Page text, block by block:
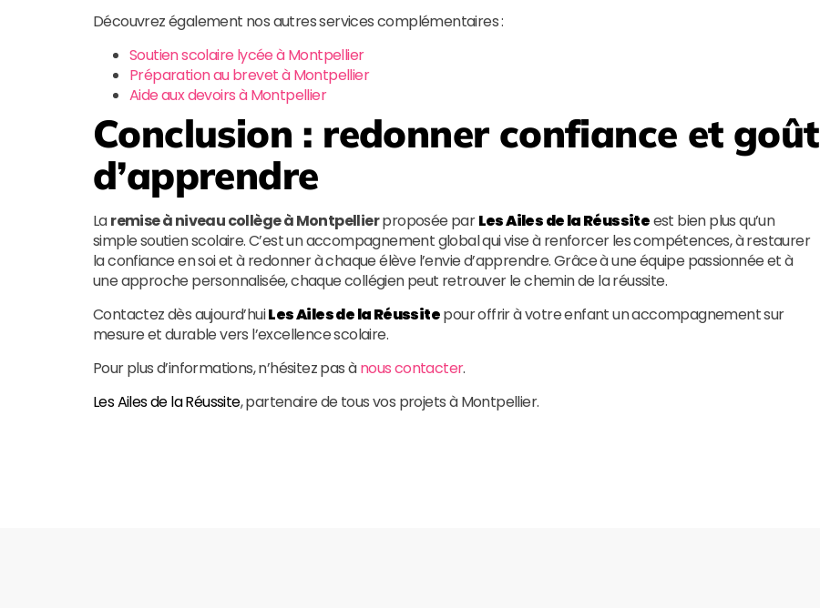
Découvrez également nos autres services complémentaires :
Soutien scolaire lycée à Montpellier
Préparation au brevet à Montpellier
Aide aux devoirs à Montpellier
Conclusion : redonner confiance et goût
d’apprendre
Laremise à niveau collège à Montpellierproposée parLes Ailes de la Réussiteest bien plus qu’un
simple soutien scolaire. C’est un accompagnement global qui vise à renforcer les compétences, à restaurer
la confiance en soi et à redonner à chaque élève l’envie d’apprendre. Grâce à une équipe passionnée et à
une approche personnalisée, chaque collégien peut retrouver le chemin de la réussite.
Contactez dès aujourd’huiLes Ailes de la Réussitepour offrir à votre enfant un accompagnement sur
mesure et durable vers l’excellence scolaire.
Pour plus d’informations, n’hésitez pas ànous contacter.
Les Ailes de la Réussite, partenaire de tous vos projets à Montpellier.